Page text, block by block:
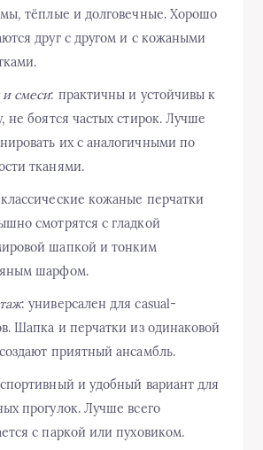
тёплые и долговечные. Хорошо
друг с другом и с кожаными
смеси: практичны и устойчивы к
не боятся частых стирок. Лучше
их с аналогичными по
тканями.
кожаные перчатки
смотрятся с гладкой
шапкой и тонким
шарфом.
: универсален для casual-
Шапка и перчатки из одинаковой
приятный ансамбль.
и удобный вариант для
прогулок. Лучше всего
с паркой или пуховиком.